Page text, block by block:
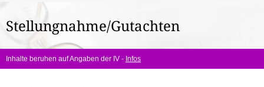
hier:
Stellungnahme/Gutachten
Inhalte beruhen auf Angaben der IV - Infos